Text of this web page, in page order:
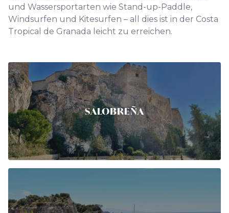
und Wassersportarten wie Stand-up-Paddle,
Windsurfen und Kitesurfen – all dies ist in der Costa
Tropical de Granada leicht zu erreichen.
SALOBREÑA